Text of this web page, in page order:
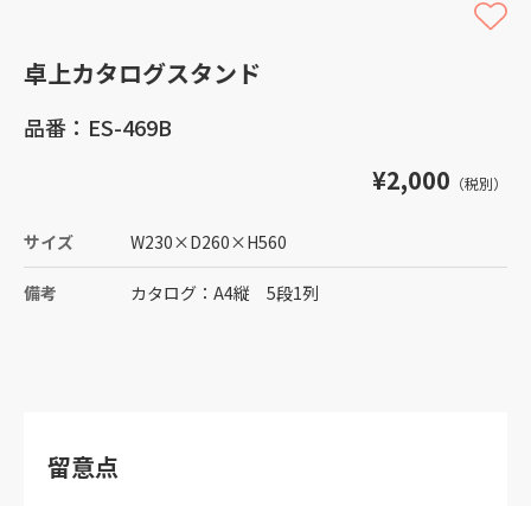
卓上カタログスタンド
品番：ES-469B
¥2,000 （税別）
サイズ W230×D260×H560
備考 カタログ：A4縦 5段1列
留意点